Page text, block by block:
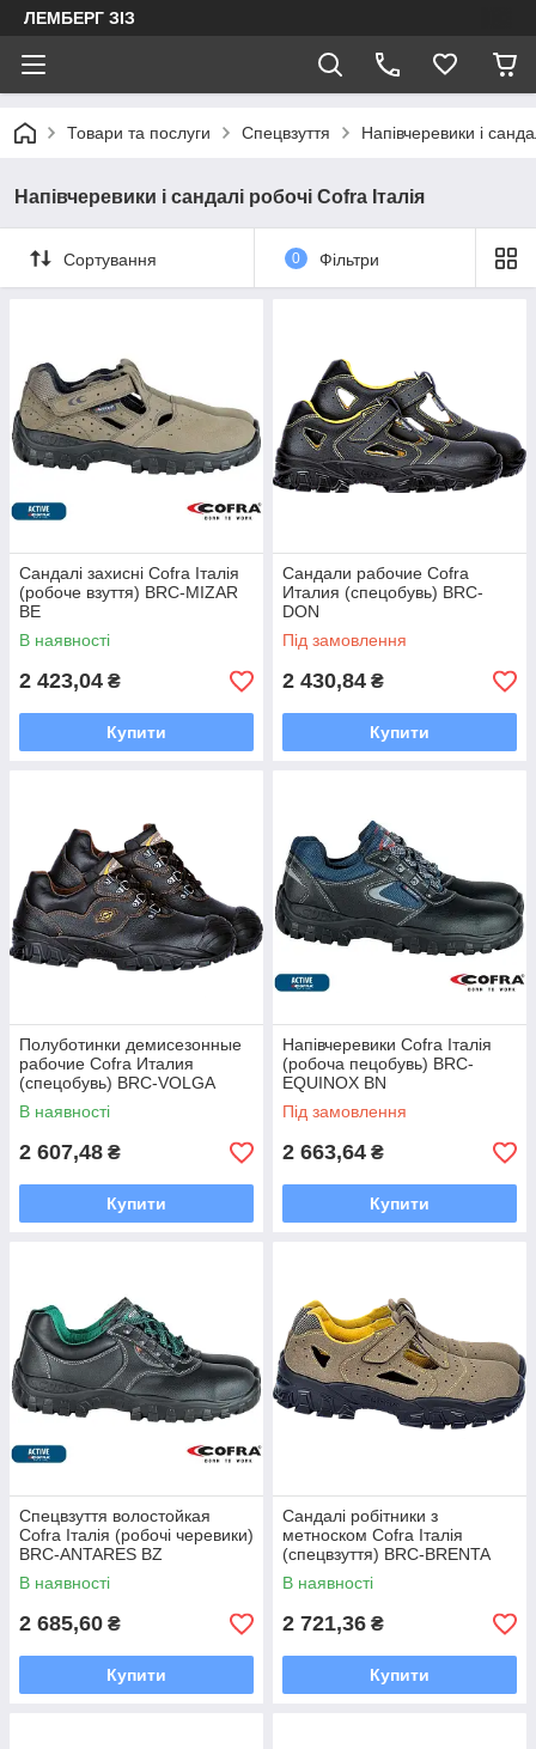
ЛЕМБЕРГ ЗІЗ
Товари та послуги Спецвзуття Напівчеревики і
Напівчеревики і сандалі робочі Cofra Італія
Сортування 0 Фільтри
Сандалі захисні Cofra Італія
(робоче взуття) BRC-MIZAR
BE
В наявності
2 423,04 ₴
Купити
Сандали рабочие Cofra
Италия (спецобувь) BRC-
DON
Під замовлення
2 430,84 ₴
Купити
Полуботинки демисезонные
рабочие Cofra Италия
(спецобувь) BRC-VOLGA
В наявності
2 607,48 ₴
Купити
Напівчеревики Cofra Італія
(робоча пецобувь) BRC-
EQUINOX BN
Під замовлення
2 663,64 ₴
Купити
Спецвзуття волостойкая
Cofra Італія (робочі черевики)
BRC-ANTARES BZ
В наявності
2 685,60 ₴
Купити
Сандалі робітники з
метноском Cofra Італія
(спецвзуття) BRC-BRENTA
В наявності
2 721,36 ₴
Купити